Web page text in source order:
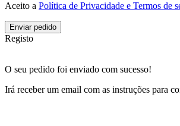
Aceito a Política de Privacidade e Termos de
Enviar pedido
Registo
O seu pedido foi enviado com sucesso!
Irá receber um email com as instruções para